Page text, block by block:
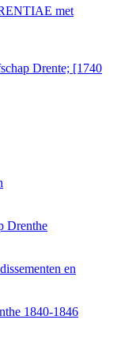
met
Drente; [1740
Drenthe
en
1840-1846